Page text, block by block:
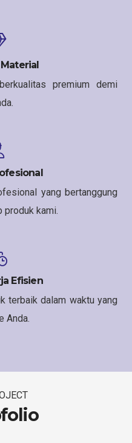
premium demi
yang bertanggung
produk kami.
Efisien
terbaik dalam waktu yang
Anda.